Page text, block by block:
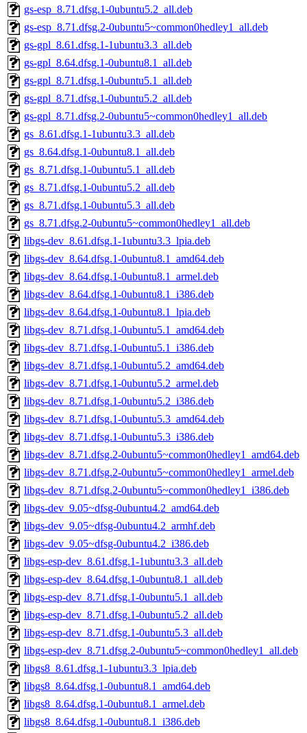
gs-esp_8.71.dfsg.1-0ubuntu5.2_all.deb
gs-esp_8.71.dfsg.2-0ubuntu5~common0hedley1_all.deb
gs-gpl_8.61.dfsg.1-1ubuntu3.3_all.deb
gs-gpl_8.64.dfsg.1-0ubuntu8.1_all.deb
gs-gpl_8.71.dfsg.1-0ubuntu5.1_all.deb
gs-gpl_8.71.dfsg.1-0ubuntu5.2_all.deb
gs-gpl_8.71.dfsg.2-0ubuntu5~common0hedley1_all.deb
gs_8.61.dfsg.1-1ubuntu3.3_all.deb
gs_8.64.dfsg.1-0ubuntu8.1_all.deb
gs_8.71.dfsg.1-0ubuntu5.1_all.deb
gs_8.71.dfsg.1-0ubuntu5.2_all.deb
gs_8.71.dfsg.1-0ubuntu5.3_all.deb
gs_8.71.dfsg.2-0ubuntu5~common0hedley1_all.deb
libgs-dev_8.61.dfsg.1-1ubuntu3.3_lpia.deb
libgs-dev_8.64.dfsg.1-0ubuntu8.1_amd64.deb
libgs-dev_8.64.dfsg.1-0ubuntu8.1_armel.deb
libgs-dev_8.64.dfsg.1-0ubuntu8.1_i386.deb
libgs-dev_8.64.dfsg.1-0ubuntu8.1_lpia.deb
libgs-dev_8.71.dfsg.1-0ubuntu5.1_amd64.deb
libgs-dev_8.71.dfsg.1-0ubuntu5.1_i386.deb
libgs-dev_8.71.dfsg.1-0ubuntu5.2_amd64.deb
libgs-dev_8.71.dfsg.1-0ubuntu5.2_armel.deb
libgs-dev_8.71.dfsg.1-0ubuntu5.2_i386.deb
libgs-dev_8.71.dfsg.1-0ubuntu5.3_amd64.deb
libgs-dev_8.71.dfsg.1-0ubuntu5.3_i386.deb
libgs-dev_8.71.dfsg.2-0ubuntu5~common0hedley1_amd64.deb
libgs-dev_8.71.dfsg.2-0ubuntu5~common0hedley1_armel.deb
libgs-dev_8.71.dfsg.2-0ubuntu5~common0hedley1_i386.deb
libgs-dev_9.05~dfsg-0ubuntu4.2_amd64.deb
libgs-dev_9.05~dfsg-0ubuntu4.2_armhf.deb
libgs-dev_9.05~dfsg-0ubuntu4.2_i386.deb
libgs-esp-dev_8.61.dfsg.1-1ubuntu3.3_all.deb
libgs-esp-dev_8.64.dfsg.1-0ubuntu8.1_all.deb
libgs-esp-dev_8.71.dfsg.1-0ubuntu5.1_all.deb
libgs-esp-dev_8.71.dfsg.1-0ubuntu5.2_all.deb
libgs-esp-dev_8.71.dfsg.1-0ubuntu5.3_all.deb
libgs-esp-dev_8.71.dfsg.2-0ubuntu5~common0hedley1_all.deb
libgs8_8.61.dfsg.1-1ubuntu3.3_lpia.deb
libgs8_8.64.dfsg.1-0ubuntu8.1_amd64.deb
libgs8_8.64.dfsg.1-0ubuntu8.1_armel.deb
libgs8_8.64.dfsg.1-0ubuntu8.1_i386.deb